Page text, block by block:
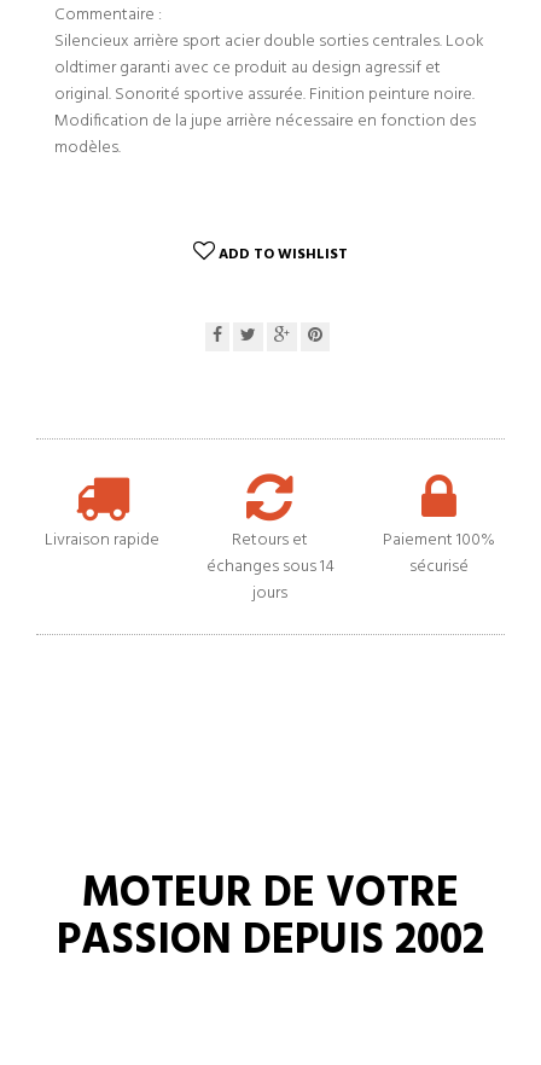
Commentaire :
Silencieux arrière sport acier double sorties centrales. Look
oldtimer garanti avec ce produit au design agressif et
original. Sonorité sportive assurée. Finition peinture noire.
Modification de la jupe arrière nécessaire en fonction des
modèles.
ADD TO WISHLIST
Livraison rapide
Retours et
échanges sous 14
jours
Paiement 100%
sécurisé
MOTEUR DE VOTRE
PASSION DEPUIS 2002